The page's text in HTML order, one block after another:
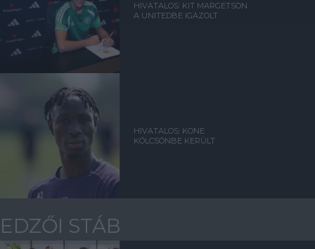
HIVATALOS: KIT MARGETSON
A UNITEDBE IGAZOLT
HIVATALOS: KONE
KÖLCSÖNBE KERÜLT
EDZŐI STÁB